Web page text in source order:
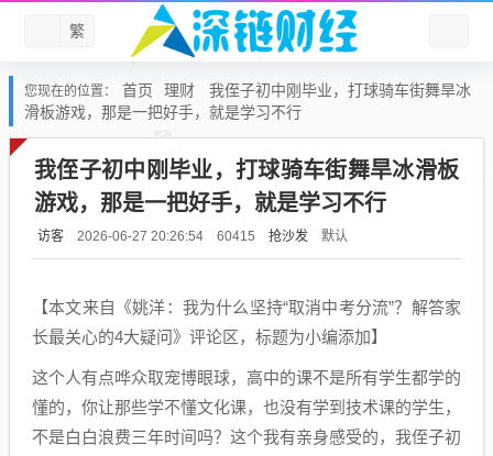
繁
您现在的位置： 首页 理财
我侄子初中刚毕业，打球骑车街舞旱冰
滑板游戏，那是一把好手，就是学习不行
我侄子初中刚毕业，打球骑车街舞旱冰滑板
游戏，那是一把好手，就是学习不行
访客 2026-06-27 20:26:54 60415 抢沙发 默认
【本文来自《姚洋：我为什么坚持“取消中考分流”？解答家
长最关心的4大疑问》评论区，标题为小编添加】
这个人有点哗众取宠博眼球，高中的课不是所有学生都学的
懂的，你让那些学不懂文化课，也没有学到技术课的学生，
不是白白浪费三年时间吗？这个我有亲身感受的，我侄子初